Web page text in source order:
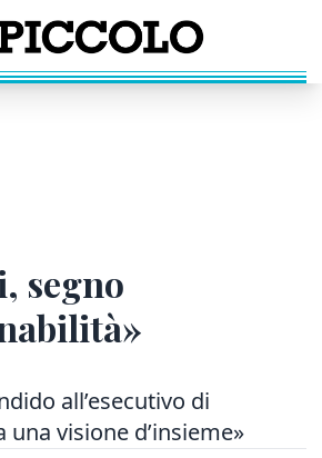
segno
all’esecutivo di
una visione d’insieme»